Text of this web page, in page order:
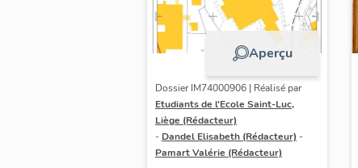
Aperçu
Dossier IM74000906 | Réalisé par
Etudiants de l'Ecole Saint-Luc,
Liège (Rédacteur)
- Dandel Elisabeth (Rédacteur) -
Pamart Valérie (Rédacteur)